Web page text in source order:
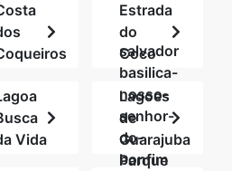
Estrada
do
Coco
Vida
Lagoes
de
Guarajuba
Parque
salvador
basilica-
nosso-
senhor-
do-
bonfim